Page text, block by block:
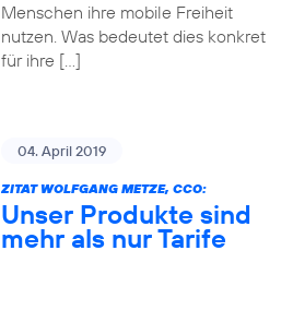
Menschen ihre mobile Freiheit
nutzen. Was bedeutet dies konkret
für ihre […]
04. April 2019
ZITAT WOLFGANG METZE, CCO:
Unser Produkte sind
mehr als nur Tarife